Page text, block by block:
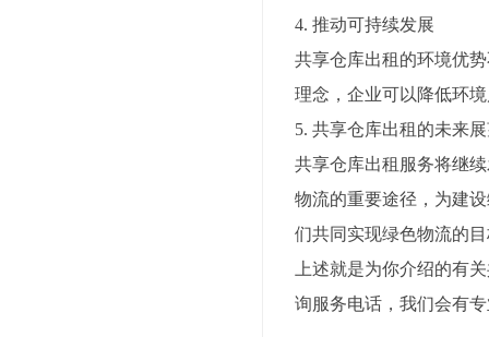
4. 推动可持续发展
共享仓库出租的环境优
理念，企业可以降低环
5. 共享仓库出租的未来
共享仓库出租服务将继
物流的重要途径，为建
们共同实现绿色物流的
上述就是为你介绍的有关
询服务电话，我们会有